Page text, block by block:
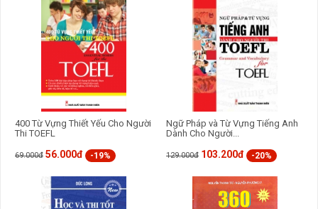
400 Từ Vựng Thiết Yếu Cho Người
Thi TOEFL
69.000đ 56.000đ -19%
Ngữ Pháp và Từ Vựng Tiếng Anh
Dành Cho Người...
129.000đ 103.200đ -20%